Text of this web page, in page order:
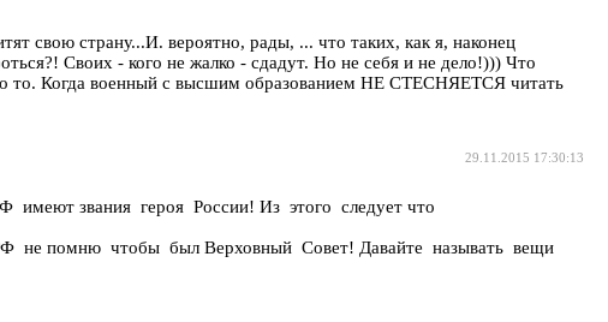
свою страну...И. вероятно, рады, ... что таких, как я, наконец
Своих - кого не жалко - сдадут. Но не себя и не дело!))) Что
то. Когда военный с высшим образованием НЕ СТЕСНЯЕТСЯ читать
29.11.2015 17:30:13
имеют звания героя России! Из этого следует что
не помню чтобы был Верховный Совет! Давайте называть вещи